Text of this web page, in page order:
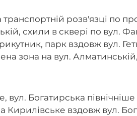
транспортній розв'язці по
схили в сквері по вул.
парк вздовж вул.
зона на вул. Алматинській,
вул. Богатирська
вздовж вул.